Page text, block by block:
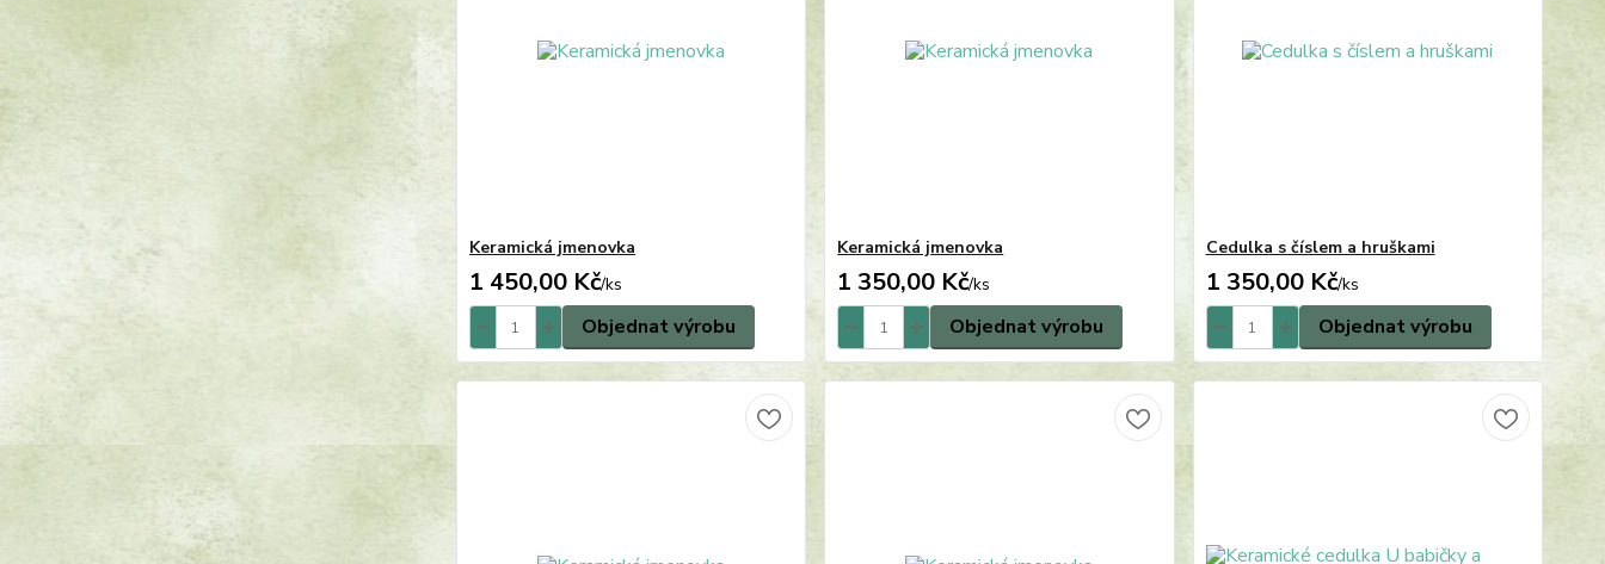
Keramická jmenovka
1 450,00 Kč/ks
Objednat výrobu
Keramická jmenovka
1 350,00 Kč/ks
Objednat výrobu
Cedulka s číslem a hruškami
1 350,00 Kč/ks
Objednat výrobu